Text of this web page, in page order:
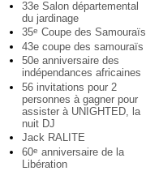
33e Salon départemental
du jardinage
35e Coupe des Samouraïs
43e coupe des samouraïs
50e anniversaire des
indépendances africaines
56 invitations pour 2
personnes à gagner pour
assister à UNIGHTED, la
nuit DJ
Jack RALITE
60e anniversaire de la
Libération